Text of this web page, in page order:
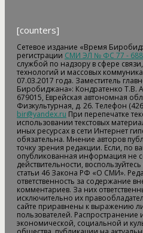
[counters]
Сетевое издание «Время
регистрации СМИ ЭЛ № ФС 77 -
службой по надзору в сфере
технологий и массовых
07.03.2017 года. Заместитель
Биробиджана»: Кондратенко Т.В.
679015, Еврейская автономная
Физкультурная, д. 26. Телефон
bir@yandex.ru При перепечатке
использовании текстовых
иных ресурсах в сети Интернет
обязательна. Мнение авторов
точку зрения редакции. Если, по
опубликованная информация не
действительности,
статьи 46 Закона РФ «О СМИ».
ответственность за содержание
комментариев. За них
исключительно их
сайте приравнены к выражению
пользователей.
экономической, социальной и